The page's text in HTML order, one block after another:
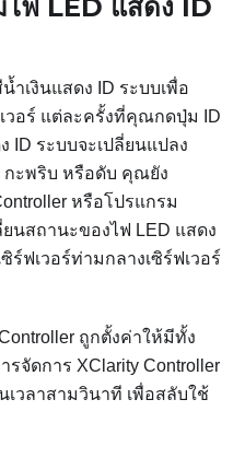
ฟ LED แสดง ID
ำเงินแสดง ID ระบบเพื่อ
วอร์ แต่ละครั้งที่คุณกดปุ่ม ID
ID ระบบจะเปลี่ยนแปลง
กะพริบ หรือดับ คุณยัง
หรือโปรแกรม
นสถานะของไฟ LED แสดง
ร์ฟเวอร์ท่ามกลางเซิร์ฟเวอร์
ถูกตั้งค่าให้มีทั้ง
จัดการ XClarity Controller
วลาสามวินาที เพื่อสลับใช้